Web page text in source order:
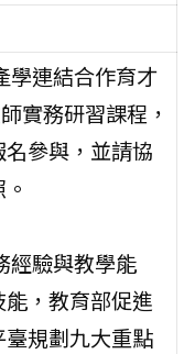
學連結合作育才
實務研習課程，
參與，並請協
經驗與教學能
，教育部促進
規劃九大重點